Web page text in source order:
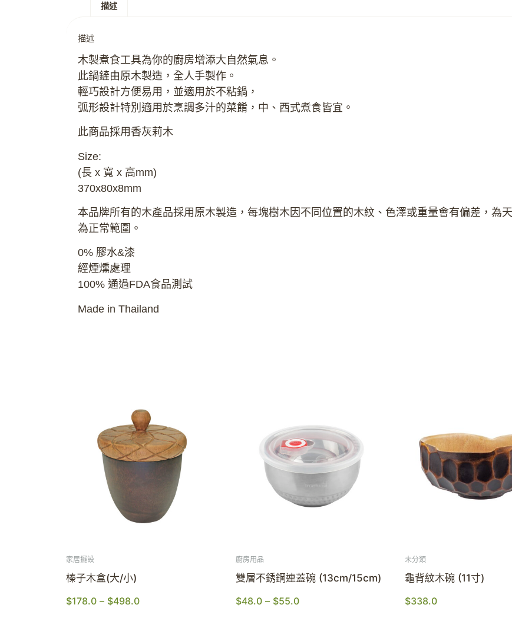
描述
描述
木製煮食工具為你的廚房增添大自然氣息。
此鍋鏟由原木製造，全人手製作。
輕巧設計方便易用，並適用於不粘鍋，
弧形設計特別適用於烹調多汁的菜餚，中、西式煮食皆宜。
此商品採用香灰莉木
Size:
(長 x 寬 x 高mm)
370x80x8mm
本品牌所有的木產品採用原木製造，每塊樹木因不同位置的木紋、色澤或重量會有偏差，為
為正常範圍。
0% 膠水&漆
經煙燻處理
100% 通過FDA食品測試
Made in Thailand
家居擺設
榛子木盒(大/小)
$178.0 – $498.0
廚房用品
雙層不銹鋼連蓋碗 (13cm/15cm)
$48.0 – $55.0
未分類
龜背紋木碗 (11寸)
$338.0